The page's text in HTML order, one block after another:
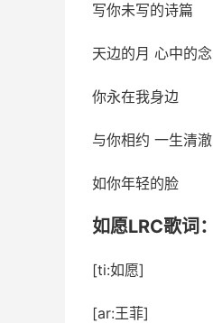
写你未写的诗篇
天边的月 心中的念
你永在我身边
与你相约 一生清澈
如你年轻的脸
如愿LRC歌词：
[ti:如愿]
[ar:王菲]